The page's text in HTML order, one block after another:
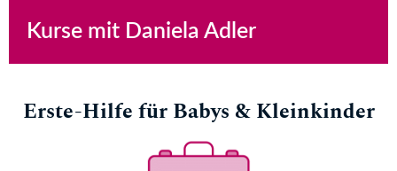
Kurse mit Daniela Adler
Erste-Hilfe für Babys & Kleinkinder